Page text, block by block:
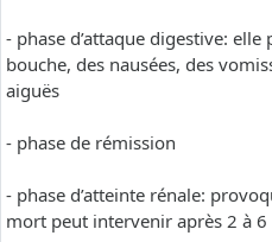
- phase d’attaque digestive:
bouche, des nausées, des
aiguës
- phase de rémission
- phase d’atteinte rénale:
mort peut intervenir après 2 à